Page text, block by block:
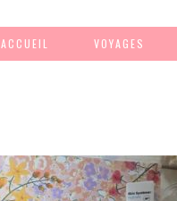
ACCUEIL VOYAGES